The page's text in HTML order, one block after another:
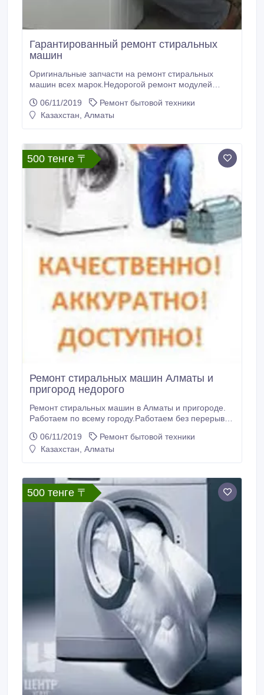
Гарантированный ремонт стиральных
машин
Оригинальные запчасти на ремонт стиральных
машин всех марок.Недорогой ремонт модулей
без перерыва и выходных. Мастер Евгений.
06/11/2019
Ремонт бытовой техники
Казахстан, Алматы
500 тенге 〒
Ремонт стиральных машин Алматы и
пригород недорого
Ремонт стиральных машин в Алматы и пригороде.
Работаем по всему городу.Работаем без перерыва
рады Вас приветствовать и ждем Ваших звонков!!!.
06/11/2019
Ремонт бытовой техники
Казахстан, Алматы
500 тенге 〒